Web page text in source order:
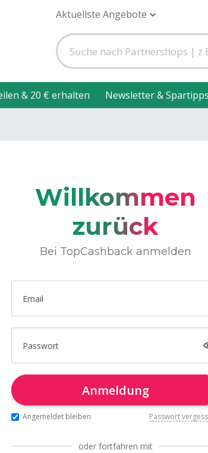
Aktuellste Angebote
& 20 € erhalten Newsletter & Spartipps
Willkommen
zurück
Bei TopCashback anmelden
Email
Passwort
Anmeldung
Angemeldet bleiben Passwort
oder fortfahren mit